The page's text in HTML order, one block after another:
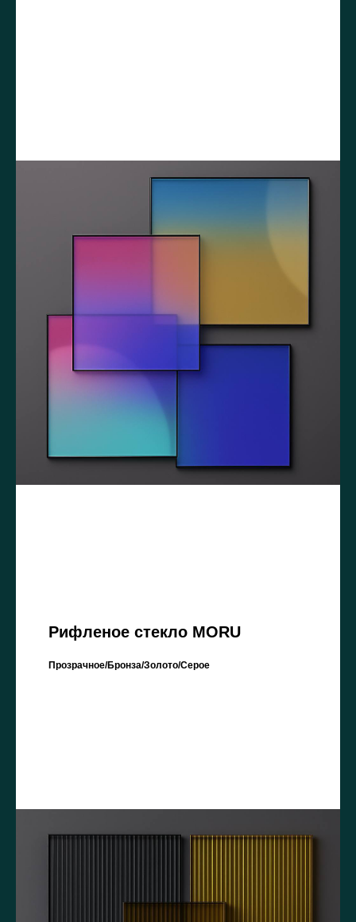
Рифленое стекло MORU
Прозрачное/Бронза/Золото/Серое